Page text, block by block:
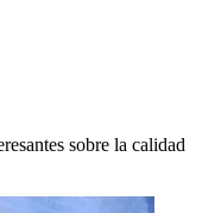
sobre la calidad